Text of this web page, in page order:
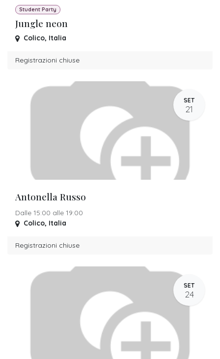
Student Party
Jungle neon
Colico, Italia
Registrazioni chiuse
SET
21
Antonella Russo
Dalle 15:00 alle 19:00
Colico, Italia
Registrazioni chiuse
SET
24